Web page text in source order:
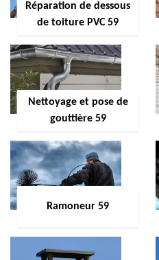
Réparation de dessous
de toiture PVC 59
Nettoyage et pose de
gouttière 59
Ramoneur 59